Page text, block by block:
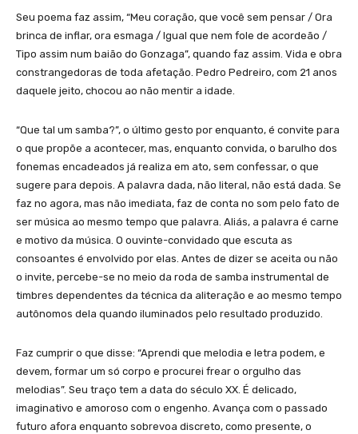
Seu poema faz assim, “Meu coração, que você sem pensar / Ora
brinca de inflar, ora esmaga / Igual que nem fole de acordeão /
Tipo assim num baião do Gonzaga”, quando faz assim. Vida e obra
constrangedoras de toda afetação. Pedro Pedreiro, com 21 anos
daquele jeito, chocou ao não mentir a idade.
“Que tal um samba?”, o último gesto por enquanto, é convite para
o que propõe a acontecer, mas, enquanto convida, o barulho dos
fonemas encadeados já realiza em ato, sem confessar, o que
sugere para depois. A palavra dada, não literal, não está dada. Se
faz no agora, mas não imediata, faz de conta no som pelo fato de
ser música ao mesmo tempo que palavra. Aliás, a palavra é carne
e motivo da música. O ouvinte-convidado que escuta as
consoantes é envolvido por elas. Antes de dizer se aceita ou não
o invite, percebe-se no meio da roda de samba instrumental de
timbres dependentes da técnica da aliteração e ao mesmo tempo
autônomos dela quando iluminados pelo resultado produzido.
Faz cumprir o que disse: “Aprendi que melodia e letra podem, e
devem, formar um só corpo e procurei frear o orgulho das
melodias”. Seu traço tem a data do século XX. É delicado,
imaginativo e amoroso com o engenho. Avança com o passado
futuro afora enquanto sobrevoa discreto, como presente, o